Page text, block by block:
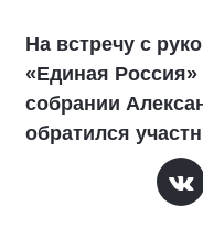
На встречу с
«Единая
собрании
обратился